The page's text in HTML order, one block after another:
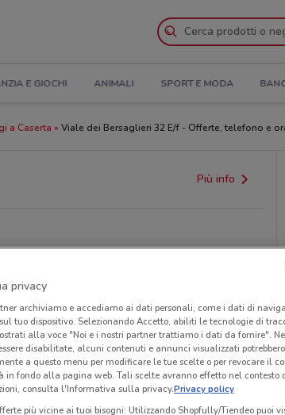
E GIOCHI ANIMALI SPORT E MODA
a Caserta Viale dei Bersaglieri 32 E/f - Offerte, telefono e
Più info
privacy
archiviamo e accediamo ai dati personali, come i dati di
tuo dispositivo. Selezionando Accetto, abiliti le tecnologie di
alla voce "Noi e i nostri partner trattiamo i dati da fornire".
disabilitate, alcuni contenuti e annunci visualizzati
a questo menu per modificare le tue scelte o per revocare il
fondo alla pagina web. Tali scelte avranno effetto nel contesto
consulta l'Informativa sulla privacy.Privacy policy
più vicine ai tuoi bisogni: Utilizzando Shopfully/Tiendeo puoi